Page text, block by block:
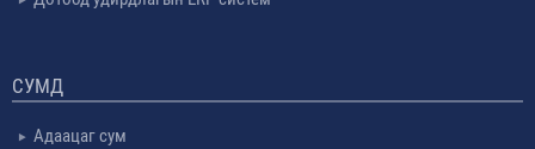
СУМД
Адаацаг сум